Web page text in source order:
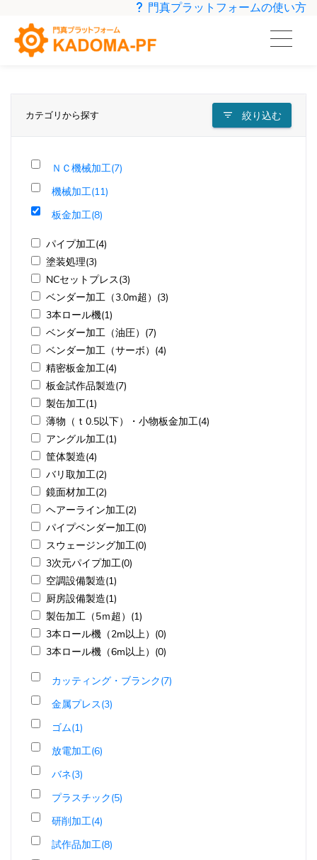
門真プラットフォームの使い方
カテゴリから探す 絞り込む
ＮＣ機械加工(7)
機械加工(11)
板金加工(8)
パイプ加工(4)
塗装処理(3)
NCセットプレス(3)
ベンダー加工（3.0m超）(3)
3本ロール機(1)
ベンダー加工（油圧）(7)
ベンダー加工（サーボ）(4)
精密板金加工(4)
板金試作品製造(7)
製缶加工(1)
薄物（ｔ0.5以下）・小物板金加工(4)
アングル加工(1)
筐体製造(4)
バリ取加工(2)
鏡面材加工(2)
ヘアーライン加工(2)
パイプベンダー加工(0)
スウェージング加工(0)
3次元パイプ加工(0)
空調設備製造(1)
厨房設備製造(1)
製缶加工（5ｍ超）(1)
3本ロール機（2m以上）(0)
3本ロール機（6m以上）(0)
カッティング・ブランク(7)
金属プレス(3)
ゴム(1)
放電加工(6)
バネ(3)
プラスチック(5)
研削加工(4)
試作品加工(8)